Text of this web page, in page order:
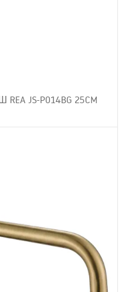
JS-P014BG 25CM